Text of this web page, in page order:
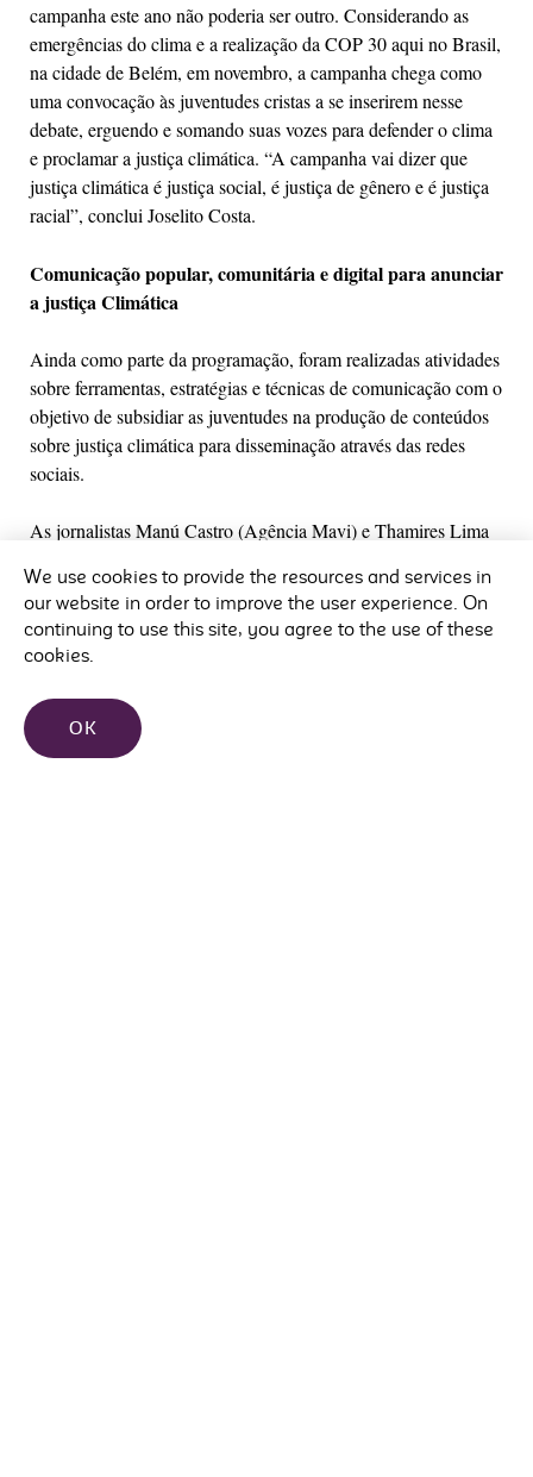
campanha este ano não poderia ser outro. Considerando as
emergências do clima e a realização da COP 30 aqui no Brasil,
na cidade de Belém, em novembro, a campanha chega como
uma convocação às juventudes cristas a se inserirem nesse
debate, erguendo e somando suas vozes para defender o clima
e proclamar a justiça climática. “A campanha vai dizer que
justiça climática é justiça social, é justiça de gênero e é justiça
racial”, conclui Joselito Costa.
Comunicação popular, comunitária e digital para anunciar
a justiça Climática
Ainda como parte da programação, foram realizadas atividades
sobre ferramentas, estratégias e técnicas de comunicação com o
objetivo de subsidiar as juventudes na produção de conteúdos
sobre justiça climática para disseminação através das redes
sociais.
As jornalistas Manú Castro (Agência Mavi) e Thamires Lima
evangélicas pelo clima, no Movimento Negro Evangélico,
Kaio Ygor, trouxeram suas reflexões e perspectivas acerca do
tema.
Kaio iniciou lembrando que toda disputa política é também
uma disputa de narrativas. Ele abordou a desinformação
climática, o negacionismo, o discurso religioso manipulado
We use cookies to provide the resources and services in
our website in order to improve the user experience. On
continuing to use this site, you agree to the use of these
cookies.
OK